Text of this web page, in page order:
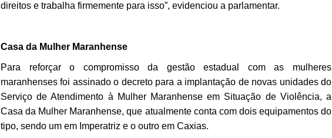
direitos e trabalha firmemente para isso”, evidenciou a parlamentar.
Casa da Mulher Maranhense
Para reforçar o compromisso da gestão estadual com as mulheres
maranhenses foi assinado o decreto para a implantação de novas unidades do
Serviço de Atendimento à Mulher Maranhense em Situação de Violência, a
Casa da Mulher Maranhense, que atualmente conta com dois equipamentos do
tipo, sendo um em Imperatriz e o outro em Caxias.